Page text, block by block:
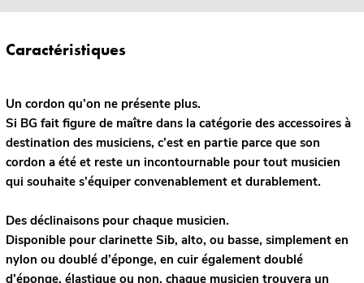
Caractéristiques
Un cordon qu’on ne présente plus.
Si BG fait figure de maître dans la catégorie des accessoires à
destination des musiciens, c’est en partie parce que son
cordon a été et reste un incontournable pour tout musicien
qui souhaite s’équiper convenablement et durablement.
Des déclinaisons pour chaque musicien.
Disponible pour clarinette Sib, alto, ou basse, simplement en
nylon ou doublé d’éponge, en cuir également doublé
d’éponge, élastique ou non, chaque musicien trouvera un